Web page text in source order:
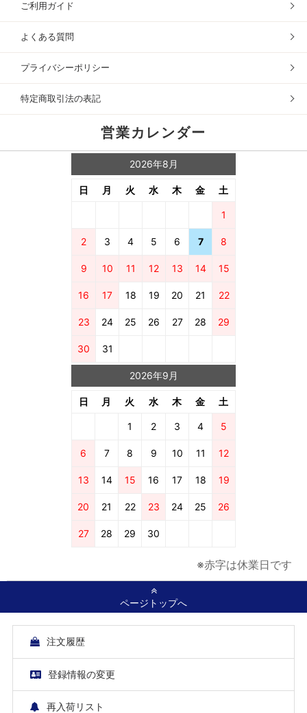
ご利用ガイド
よくある質問
プライバシーポリシー
特定商取引法の表記
営業カレンダー
2026年8月
日 月 火 水 木 金 土
1
2 3 4 5 6 7 8
9 10 11 12 13 14 15
16 17 18 19 20 21 22
23 24 25 26 27 28 29
30 31
2026年9月
日 月 火 水 木 金 土
1 2 3 4 5
6 7 8 9 10 11 12
13 14 15 16 17 18 19
20 21 22 23 24 25 26
27 28 29 30
※赤字は休業日です
ページトップへ
注文履歴
登録情報の変更
再入荷リスト